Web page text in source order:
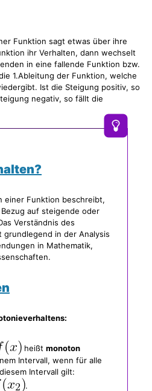
Funktion sagt etwas über ihre
ihr Verhalten, dann wechselt
in eine fallende Funktion bzw.
1.Ableitung der Funktion, welche
Ist die Steigung positiv, so
negativ, so fällt die
einer Funktion beschreibt,
auf steigende oder
Verständnis des
in der Analysis
in Mathematik,
heißt monoton
Intervall, wenn für alle
Intervall gilt:
.